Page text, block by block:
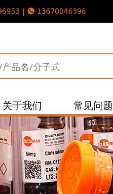
| 13670046396
关于我们 常见问题